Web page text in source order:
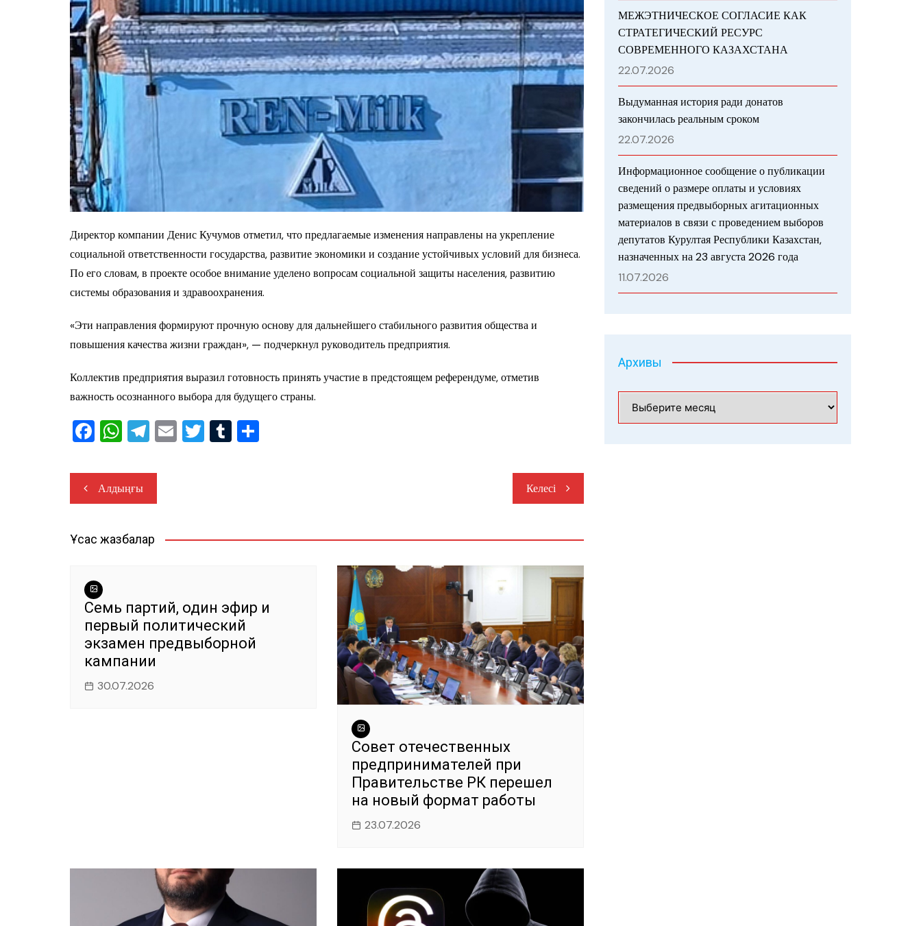
Директор компании Денис Кучумов отметил, что предлагаемые изменения направлены на укрепление
социальной ответственности государства, развитие экономики и создание устойчивых условий для бизнеса.
По его словам, в проекте особое внимание уделено вопросам социальной защиты населения, развитию
системы образования и здравоохранения.
«Эти направления формируют прочную основу для дальнейшего стабильного развития общества и
повышения качества жизни граждан», — подчеркнул руководитель предприятия.
Коллектив предприятия выразил готовность принять участие в предстоящем референдуме, отметив
важность осознанного выбора для будущего страны.
F
c
e
o
k
W
at
s
p
T
e
gr
m
E T T
Навигация
по
записям
Алдыңғы Келесі
Ұқсас жазбалар
Семь партий, один эфир и
первый политический
экзамен предвыборной
кампании
30.07.2026
Совет отечественных
предпринимателей при
Правительстве РК перешел
на новый формат работы
23.07.2026
МЕЖЭТНИЧЕСКОЕ СОГЛАСИЕ КАК
СТРАТЕГИЧЕСКИЙ РЕСУРС
СОВРЕМЕННОГО КАЗАХСТАНА
22.07.2026
Выдуманная история ради донатов
закончилась реальным сроком
22.07.2026
Информационное сообщение о публикации
сведений о размере оплаты и условиях
размещения предвыборных агитационных
материалов в связи с проведением выборов
депутатов Курултая Республики Казахстан,
назначенных на 23 августа 2026 года
11.07.2026
Архивы